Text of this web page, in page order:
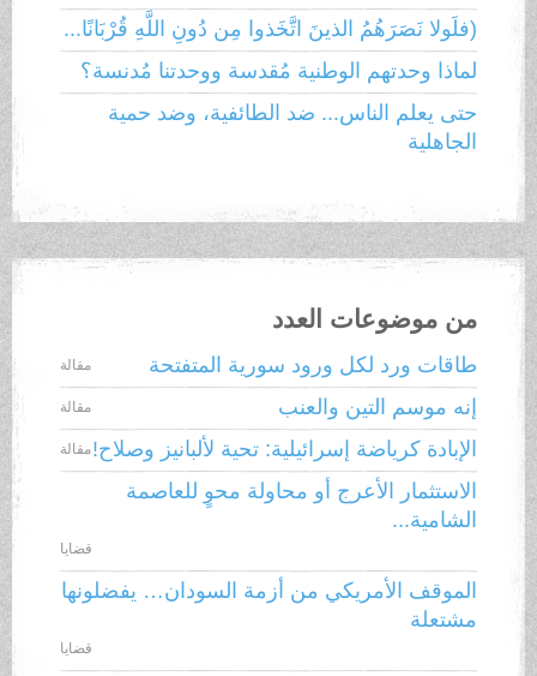
(فلَولا نَصَرَهُمُ الذينَ اتَّخَذوا مِن دُونِ اللَّهِ قُرْبَانًا...
لماذا وحدتهم الوطنية مُقدسة ووحدتنا مُدنسة؟
حتى يعلم الناس... ضد الطائفية، وضد حمية
الجاهلية
من موضوعات العدد
طاقات ورد لكل ورود سورية المتفتحة مقالة
إنه موسم التين والعنب مقالة
الإبادة كرياضة إسرائيلية: تحية لألبانيز وصلاح!مقالة
الاستثمار الأعرج أو محاولة محوٍ للعاصمة
الشامية...
قضايا
الموقف الأمريكي من أزمة السودان… يفضلونها
مشتعلة
قضايا